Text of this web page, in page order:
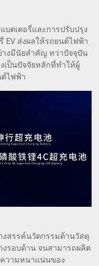
ตเตอรี่และการปรับปรุง
EV ส่งผลให้รถยนต์ไฟฟ้า
างมีนัยสำคัญ ทว่าปัจจุบัน
เป็นปัจจัยหลักที่ทำให้ผู้
ไฟฟ้า
งสรรค์นวัตกรรมด้านวัสดุ
งรอบด้าน จนสามารถผลิต
ความหนาแน่นของ